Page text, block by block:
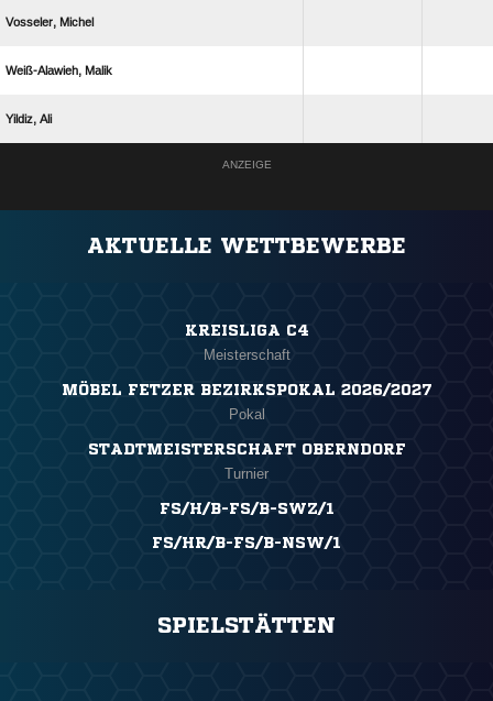
 
 
 
ANZEIGE
AKTUELLE WETTBEWERBE
KREISLIGA C4
Meisterschaft
MÖBEL FETZER BEZIRKSPOKAL 2026/2027
Pokal
STADTMEISTERSCHAFT OBERNDORF
Turnier
FS/H/B-FS/B-SWZ/1
FS/HR/B-FS/B-NSW/1
SPIELSTÄTTEN